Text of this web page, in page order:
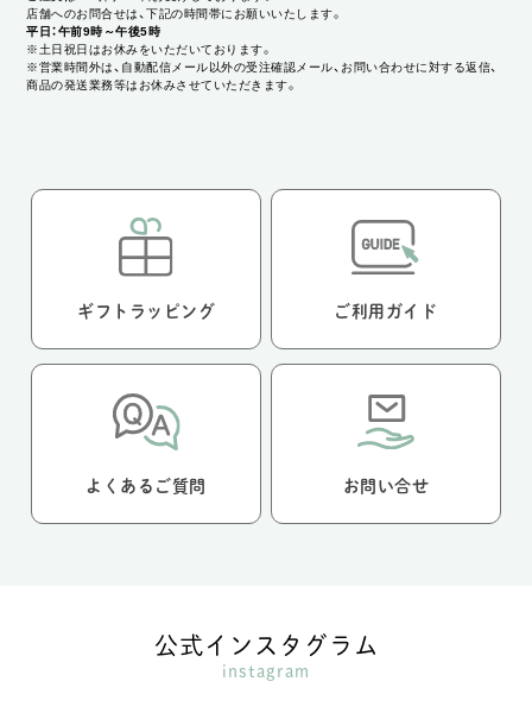
店舗へのお問合せは、下記の時間帯にお願いいたします。
平日：午前9時～午後5時
※土日祝日はお休みをいただいております。
※営業時間外は、自動配信メール以外の受注確認メール、お問い合わせに対する返信、
商品の発送業務等はお休みさせていただきます。
ギフトラッピング ご利用ガイド
よくあるご質問 お問い合せ
公式インスタグラム
instagram